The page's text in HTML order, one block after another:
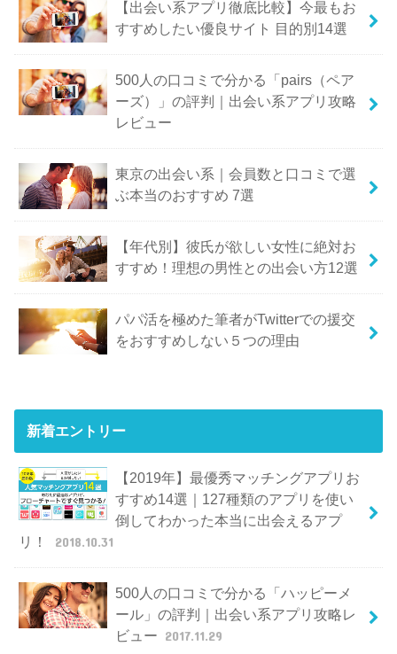
【出会い系アプリ徹底比較】今最もお
すすめしたい優良サイト 目的別14選
500人の口コミで分かる「pairs（ペア
ーズ）」の評判｜出会い系アプリ攻略
レビュー
東京の出会い系｜会員数と口コミで選
ぶ本当のおすすめ 7選
【年代別】彼氏が欲しい女性に絶対お
すすめ！理想の男性との出会い方12選
パパ活を極めた筆者がTwitterでの援交
をおすすめしない５つの理由
新着エントリー
【2019年】最優秀マッチングアプリお
すすめ14選｜127種類のアプリを使い
倒してわかった本当に出会えるアプ
リ！
2018.10.31
500人の口コミで分かる「ハッピーメ
ール」の評判｜出会い系アプリ攻略レ
ビュー 2017.11.29